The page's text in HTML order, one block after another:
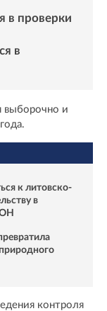
в проверки
в
выборочно и
к литовско-
в
контроля